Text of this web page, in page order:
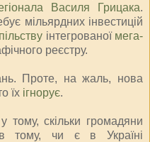
Василя Грицака.
мільярдних інвестицій
інтегрованої мега-
реєстру.
Проте, на жаль, нова
їх ігнорує.
тому, скільки громадяни
тому, чи є в Україні